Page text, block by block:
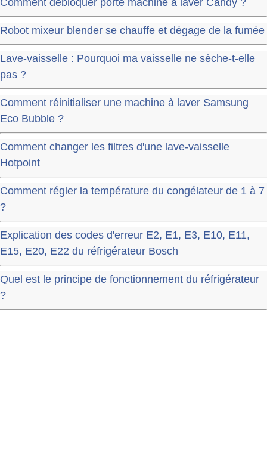
Comment débloquer porte machine à laver Candy ?
Robot mixeur blender se chauffe et dégage de la fumée
Lave-vaisselle : Pourquoi ma vaisselle ne sèche-t-elle
pas ?
Comment réinitialiser une machine à laver Samsung
Eco Bubble ?
Comment changer les filtres d'une lave-vaisselle
Hotpoint
Comment régler la température du congélateur de 1 à 7
?
Explication des codes d'erreur E2, E1, E3, E10, E11,
E15, E20, E22 du réfrigérateur Bosch
Quel est le principe de fonctionnement du réfrigérateur
?